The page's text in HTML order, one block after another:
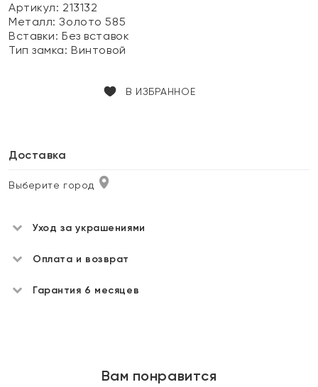
Артикул: 213132
Металл:Золото 585
Вставки:Без вставок
Тип замка:Винтовой
В ИЗБРАННОЕ
Доставка
Выберите город
Уход за украшениями
Оплата и возврат
Гарантия 6 месяцев
Вам понравится